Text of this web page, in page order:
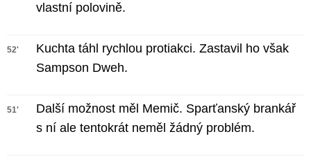
vlastní polovině.
52'
Kuchta táhl rychlou protiakci. Zastavil ho však
Sampson Dweh.
51'
Další možnost měl Memič. Sparťanský brankář
s ní ale tentokrát neměl žádný problém.